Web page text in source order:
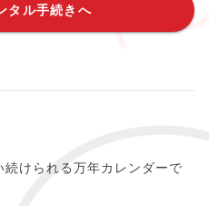
タル手続きへ
けられる万年カレンダーで